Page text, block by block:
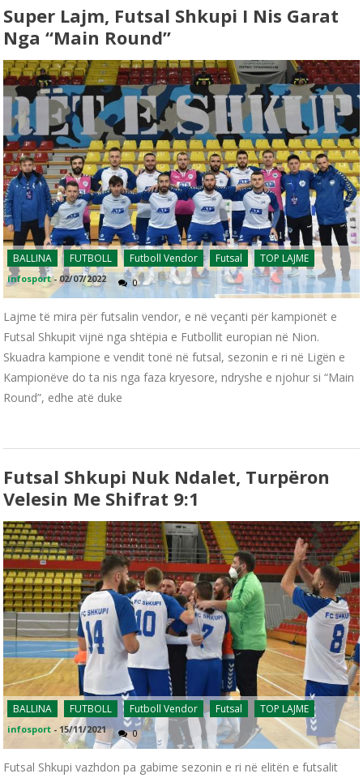
Super Lajm, Futsal Shkupi I Nis Garat
Nga “Main Round”
BALLINA FUTBOLL Futboll Vendor Futsal TOP LAJME
infosport -02/07/2022 0
Lajme të mira për futsalin vendor, e në veçanti për kampionët e
Futsal Shkupit vijnë nga shtëpia e Futbollit europian në Nion.
Skuadra kampione e vendit tonë në futsal, sezonin e ri në Ligën e
Kampionëve do ta nis nga faza kryesore, ndryshe e njohur si “Main
Round”, edhe atë duke
Futsal Shkupi Nuk Ndalet, Turpëron
Velesin Me Shifrat 9:1
BALLINA FUTBOLL Futboll Vendor Futsal TOP LAJME
infosport - 15/11/2021 0
Futsal Shkupi vazhdon pa gabime sezonin e ri në elitën e futsalit